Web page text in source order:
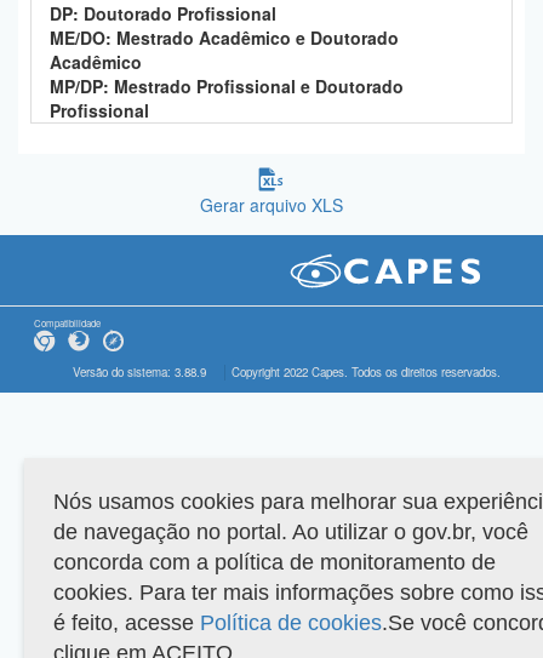
DP: Doutorado Profissional
ME/DO: Mestrado Acadêmico e Doutorado
Acadêmico
MP/DP: Mestrado Profissional e Doutorado
Profissional
Gerar arquivo XLS
Compatibilidade
Versão do sistema: 3.88.9 Copyright 2022 Capes. Todos os direitos reservados.
Nós usamos cookies para melhorar sua
de navegação no portal. Ao utilizar o gov.br, você
concorda com a política de monitoramento de
cookies. Para ter mais informações sobre como
é feito, acesse Política de cookies.Se você
clique em ACEITO.